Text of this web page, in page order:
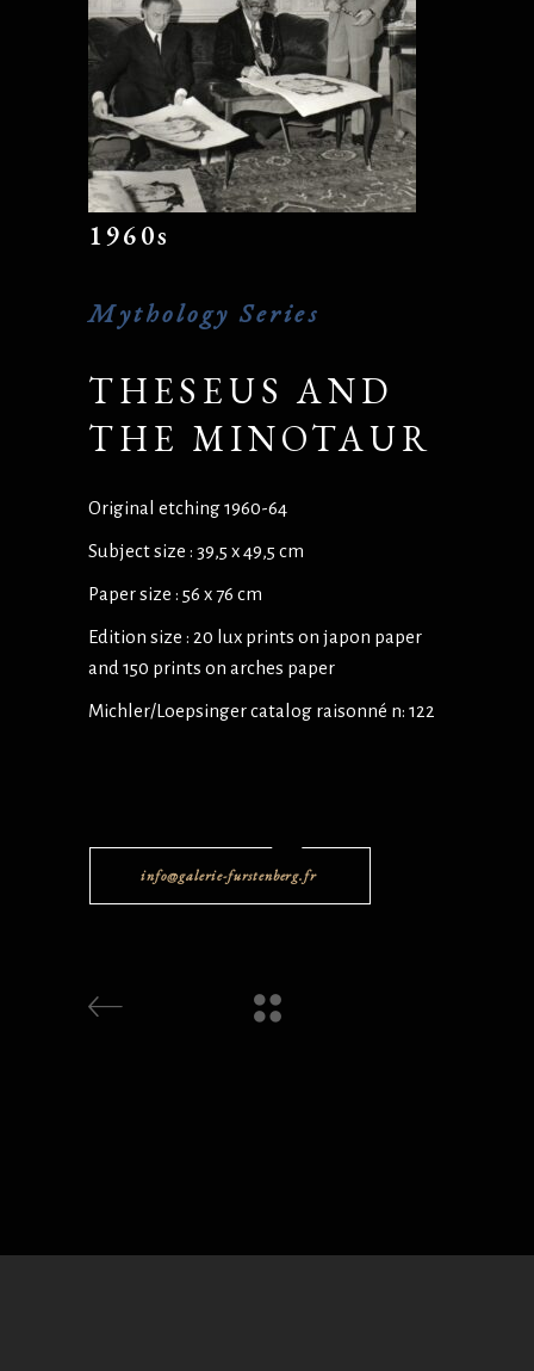
1960s
Mythology Series
THESEUS AND
THE MINOTAUR
Original etching 1960-64
Subject size : 39,5 x 49,5 cm
Paper size : 56 x 76 cm
Edition size : 20 lux prints on japon paper
and 150 prints on arches paper
Michler/Loepsinger catalog raisonné n: 122
info@galerie-furstenberg.fr